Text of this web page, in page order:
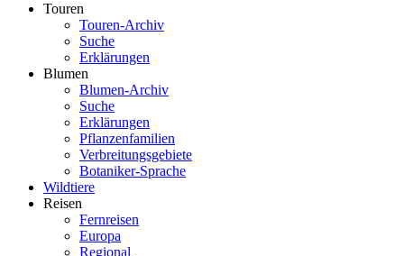
Touren
Touren-Archiv
Suche
Erklärungen
Blumen
Blumen-Archiv
Suche
Erklärungen
Pflanzenfamilien
Verbreitungsgebiete
Botaniker-Sprache
Wildtiere
Reisen
Fernreisen
Europa
Regional